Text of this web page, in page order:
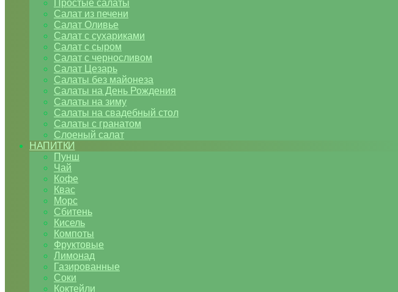
Простые салаты
Салат из печени
Салат Оливье
Салат с сухариками
Салат с сыром
Салат с черносливом
Салат Цезарь
Салаты без майонеза
Салаты на День Рождения
Салаты на зиму
Салаты на свадебный стол
Салаты с гранатом
Слоеный салат
НАПИТКИ
Пунш
Чай
Кофе
Квас
Морс
Сбитень
Кисель
Компоты
Фруктовые
Лимонад
Газированные
Соки
Коктейли